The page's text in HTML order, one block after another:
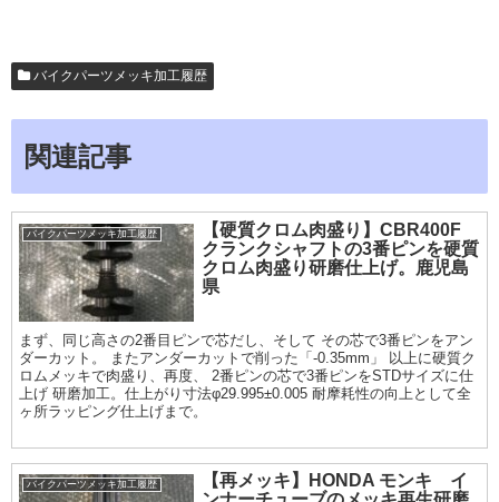
バイクパーツメッキ加工履歴
関連記事
バイクパーツメッキ加工履歴
【硬質クロム肉盛り】CBR400F
クランクシャフトの3番ピンを硬質
クロム肉盛り研磨仕上げ。鹿児島
県
まず、同じ高さの2番目ピンで芯だし、そして その芯で3番ピンをアン
ダーカット。 またアンダーカットで削った「-0.35mm」 以上に硬質ク
ロムメッキで肉盛り、再度、 2番ピンの芯で3番ピンをSTDサイズに仕
上げ 研磨加工。仕上がり寸法φ29.995±0.005 耐摩耗性の向上として全
ヶ所ラッピング仕上げまで。
バイクパーツメッキ加工履歴
【再メッキ】HONDA モンキ イ